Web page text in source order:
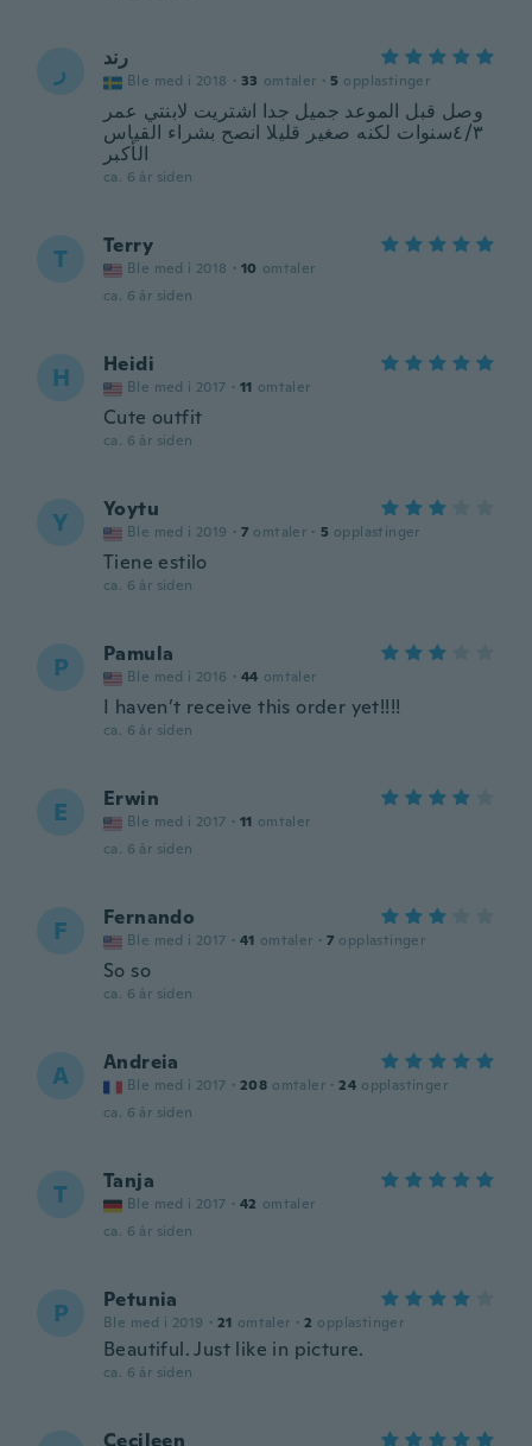
ر رند
Ble med i 2018 · 33 omtaler · 5 opplastinger
وصل قبل الموعد جميل جدا اشتريت لابنتي عمر
٤/٣سنوات لكنه صغير قليلا انصح بشراء القياس
الأكبر
ca. 6 år siden
T Terry
Ble med i 2018 · 10 omtaler
ca. 6 år siden
H Heidi
Ble med i 2017 · 11 omtaler
Cute outfit
ca. 6 år siden
Y Yoytu
Ble med i 2019 · 7 omtaler · 5 opplastinger
Tiene estilo
ca. 6 år siden
P Pamula
Ble med i 2016 · 44 omtaler
I haven’t receive this order yet!!!!
ca. 6 år siden
E Erwin
Ble med i 2017 · 11 omtaler
ca. 6 år siden
F Fernando
Ble med i 2017 · 41 omtaler · 7 opplastinger
So so
ca. 6 år siden
A Andreia
Ble med i 2017 · 208 omtaler · 24 opplastinger
ca. 6 år siden
T Tanja
Ble med i 2017 · 42 omtaler
ca. 6 år siden
P Petunia
Ble med i 2019 · 21 omtaler · 2 opplastinger
Beautiful. Just like in picture.
ca. 6 år siden
Cecileen